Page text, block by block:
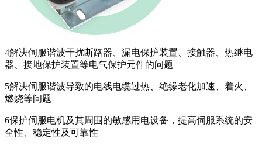
4解决伺服谐波干扰断路器、漏电保护装置、接触器、热继电
器、接地保护装置等电气保护元件的问题
5解决伺服谐波导致的电线电缆过热、绝缘老化加速、着火、
燃烧等问题
6保护伺服电机及其周围的敏感用电设备，提高伺服系统的安
全性、稳定性及可靠性